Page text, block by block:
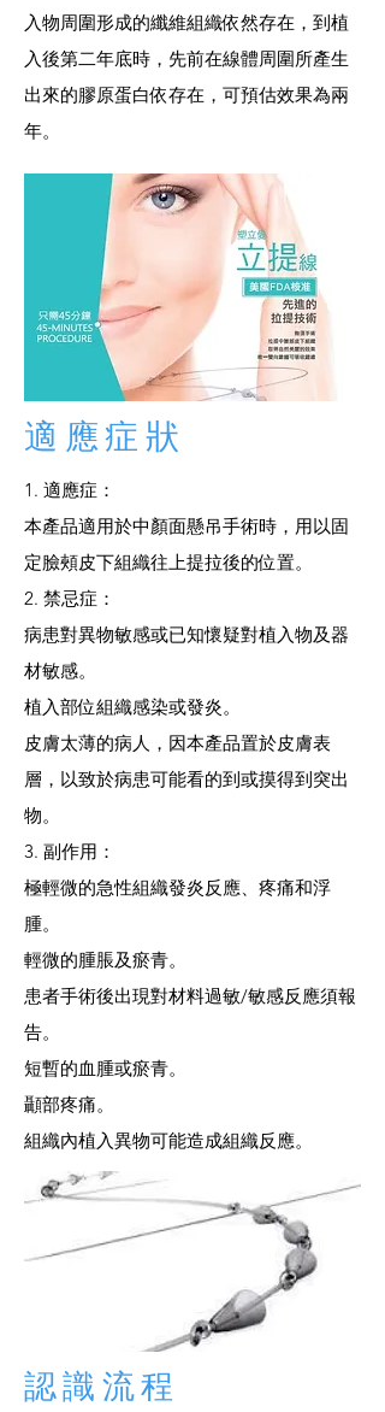
入物周圍形成的纖維組織依然存在，到植
入後第二年底時，先前在線體周圍所產生
出來的膠原蛋白依存在，可預估效果為兩
年。
適應症狀
1. 適應症：
本產品適用於中顏面懸吊手術時，用以固
定臉頰皮下組織往上提拉後的位置。
2. 禁忌症：
病患對異物敏感或已知懷疑對植入物及器
材敏感。
植入部位組織感染或發炎。
皮膚太薄的病人，因本產品置於皮膚表
層，以致於病患可能看的到或摸得到突出
物。
3. 副作用：
極輕微的急性組織發炎反應、疼痛和浮
腫。
輕微的腫脹及瘀青。
患者手術後出現對材料過敏/敏感反應須報
告。
短暫的血腫或瘀青。
顳部疼痛。
組織內植入異物可能造成組織反應。
認識流程